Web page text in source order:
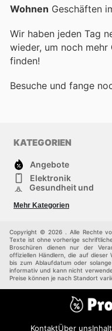
Wohnen Geschäften
Wir haben jeden Tag
wieder, um noch mehr
finden!
Besuche und fange
KATEGORIEN
Angebote
Elektronik
Gesundheit und
Sportartikel und
Sportbekleidung
Einkaufzentren
Mehr Kategorien
Copyright © 2026 . Alle Rechte
Texte ist ohne vorherige
Broschüren dienen nur der
offiziellen Händlern, die auf dieser
bis zum Ablaufdatum oder
informativ und kann nicht
Preise können je nach Standort
KontaktÜber uns